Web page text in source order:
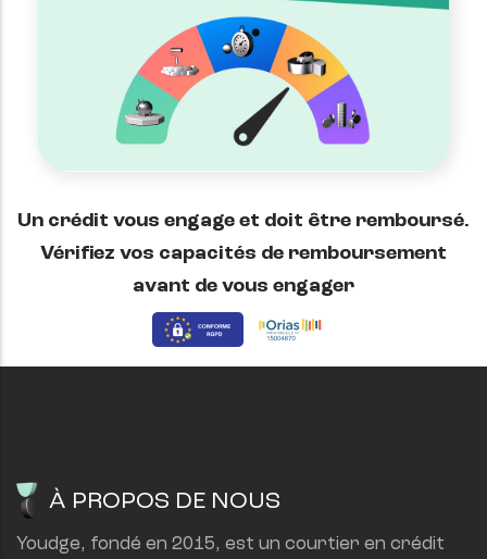
Un crédit vous engage et doit être remboursé.
Vérifiez vos capacités de remboursement
avant de vous engager
À PROPOS DE NOUS
Youdge, fondé en 2015, est un courtier en crédit